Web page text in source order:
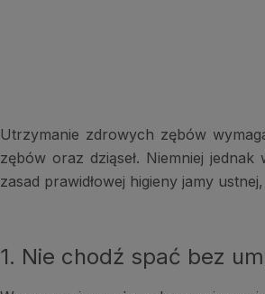
Utrzymanie zdrowych zębów
zębów oraz dziąseł. Niemniej
zasad prawidłowej higieny jamy
1. Nie chodź spać bez